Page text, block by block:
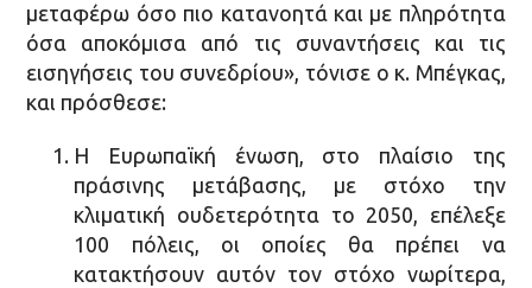
μεταφέρω όσο πιο κατανοητά και με πληρότητα
όσα αποκόμισα από τις συναντήσεις και τις
εισηγήσεις του συνεδρίου», τόνισε ο κ. Μπέγκας,
και πρόσθεσε:
Η Ευρωπαϊκή ένωση, στο πλαίσιο της
πράσινης μετάβασης, με στόχο την
κλιματική ουδετερότητα το 2050, επέλεξε
100 πόλεις, οι οποίες θα πρέπει να
κατακτήσουν αυτόν τον στόχο νωρίτερα,